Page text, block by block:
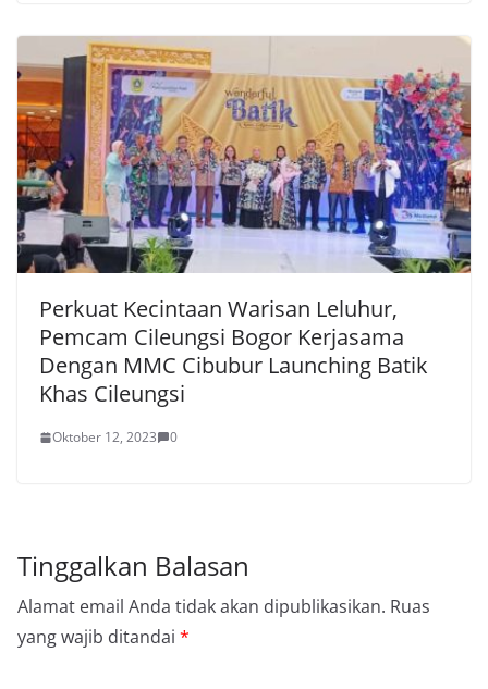
Perkuat Kecintaan Warisan Leluhur,
Pemcam Cileungsi Bogor Kerjasama
Dengan MMC Cibubur Launching Batik
Khas Cileungsi
Oktober 12, 2023 0
Tinggalkan Balasan
Alamat email Anda tidak akan dipublikasikan. Ruas
yang wajib ditandai *